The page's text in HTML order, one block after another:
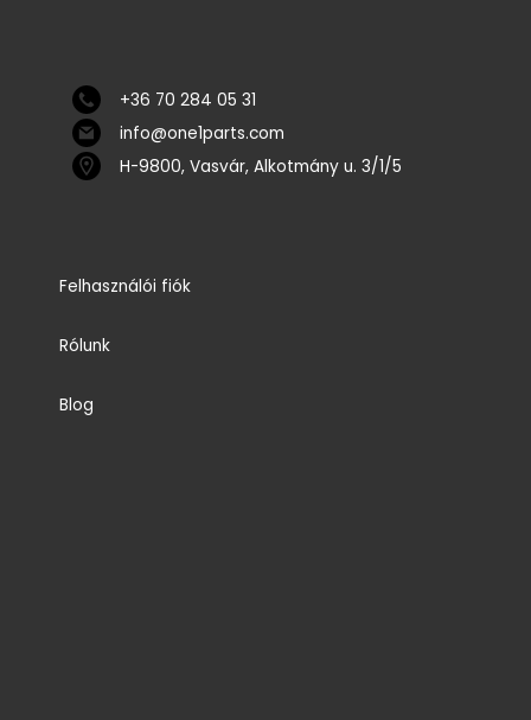
+36 70 284 05 31
info@one1parts.com
H-9800, Vasvár, Alkotmány u. 3/1/5
Felhasználói fiók
Rólunk
Blog